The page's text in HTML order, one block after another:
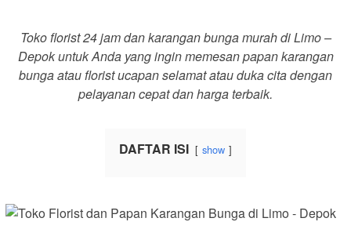
Toko florist 24 jam dan karangan bunga murah di Limo –
Depok untuk Anda yang ingin memesan papan karangan
bunga atau florist ucapan selamat atau duka cita dengan
pelayanan cepat dan harga terbaik.
DAFTAR ISI show